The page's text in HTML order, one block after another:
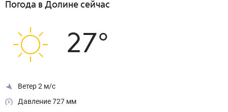
Погода в Долине сейчас
27°
Ветер 2 м/с
Давление 727 мм